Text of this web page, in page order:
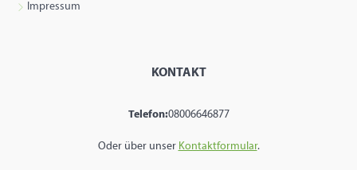
Impressum
KONTAKT
Telefon:08006646877
Oder über unser Kontaktformular.